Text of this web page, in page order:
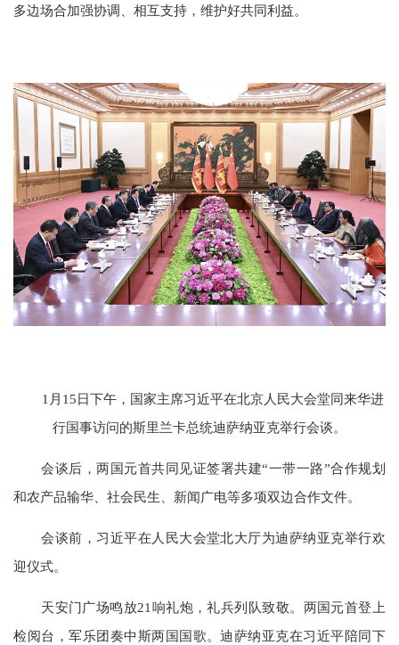
多边场合加强协调、相互支持，维护好共同利益。
1月15日下午，国家主席习近平在北京人民大会堂同来华进
行国事访问的斯里兰卡总统迪萨纳亚克举行会谈。
会谈后，两国元首共同见证签署共建“一带一路”合作规划
和农产品输华、社会民生、新闻广电等多项双边合作文件。
会谈前，习近平在人民大会堂北大厅为迪萨纳亚克举行欢
迎仪式。
天安门广场鸣放21响礼炮，礼兵列队致敬。两国元首登上
检阅台，军乐团奏中斯两国国歌。迪萨纳亚克在习近平陪同下